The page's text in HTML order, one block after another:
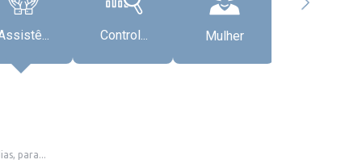
Control... Mulher
para...